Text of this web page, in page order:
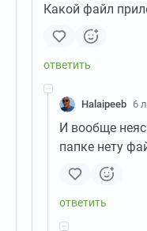
Какой файл
Halaipeeb 6
И вообще
папке нету